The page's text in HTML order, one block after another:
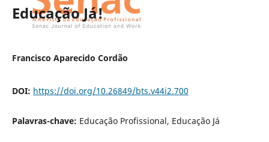
Educação Já!
Francisco Aparecido Cordão
DOI: https://doi.org/10.26849/bts.v44i2.700
Palavras-chave: Educação Profissional, Educação Já